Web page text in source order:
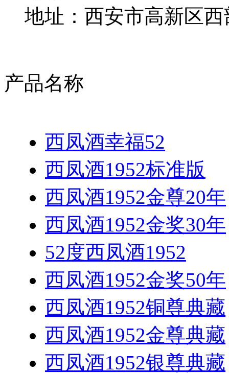
地址：西安市高新区西
产品名称
西凤酒幸福52
西凤酒1952标准版
西凤酒1952金尊20年
西凤酒1952金奖30年
52度西凤酒1952
西凤酒1952金奖50年
西凤酒1952铜尊典藏
西凤酒1952金尊典藏
西凤酒1952银尊典藏